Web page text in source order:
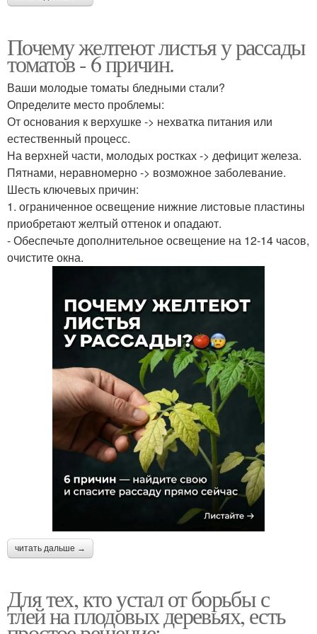
Почему желтеют листья у рассады
томатов - 6 причин.
Ваши молодые томаты бледными стали?
Определите место проблемы:
От основания к верхушке -> нехватка питания или
естественный процесс.
На верхней части, молодых ростках -> дефицит железа.
Пятнами, неравномерно -> возможное заболевание.
Шесть ключевых причин:
1. ограниченное освещение нижние листовые пластины
приобретают желтый оттенок и опадают.
- Обеспечьте дополнительное освещение на 12-14 часов,
очистите окна.
читать дальше →
Для тех, кто устал от борьбы с
тлей на плодовых деревьях, есть